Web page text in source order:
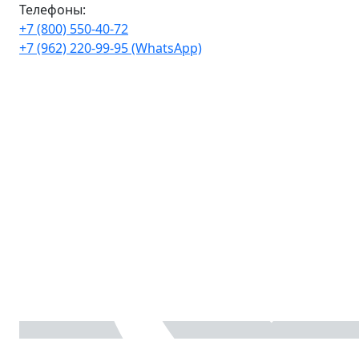
Телефоны:
+7 (800) 550-40-72
+7 (962) 220-99-95 (WhatsApp)